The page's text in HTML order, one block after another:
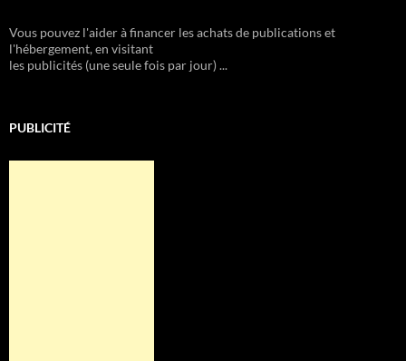
Vous pouvez l'aider à financer les achats de publications et
l'hébergement, en visitant
les publicités (une seule fois par jour) ...
PUBLICITÉ